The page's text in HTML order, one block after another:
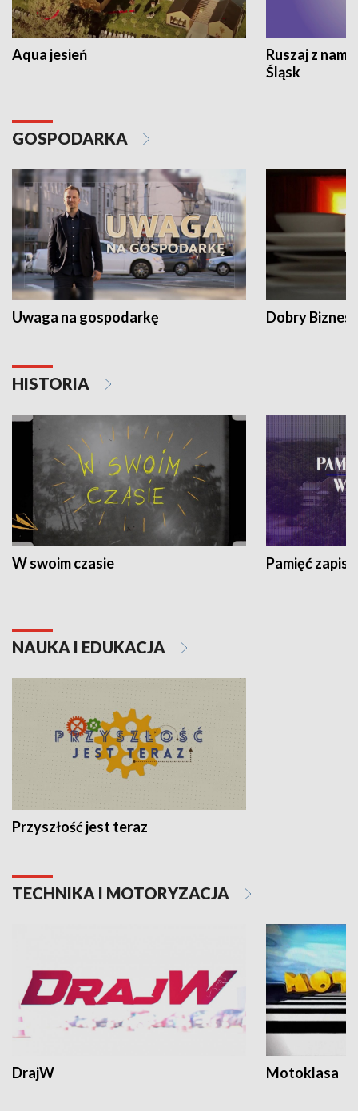
Aqua jesień
Ruszaj z
Śląsk
GOSPODARKA
Uwaga na gospodarkę Dobry Biznes
HISTORIA
W swoim czasie Pamięć
NAUKA I EDUKACJA
Przyszłość jest teraz
TECHNIKA I MOTORYZACJA
DrajW Motoklasa